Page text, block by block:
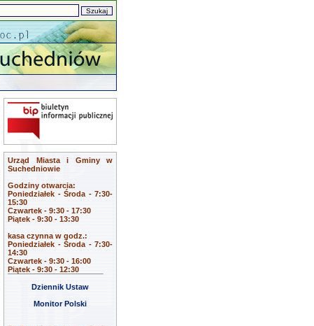
Urząd Miasta i Gminy w
Suchedniowie
Godziny otwarcia:
Poniedziałek - Środa - 7:30-
15:30
Czwartek - 9:30 - 17:30
Piątek - 9:30 - 13:30
kasa czynna w godz.:
Poniedziałek - Środa - 7:30-
14:30
Czwartek - 9:30 - 16:00
Piątek - 9:30 - 12:30
Dziennik Ustaw
Monitor Polski